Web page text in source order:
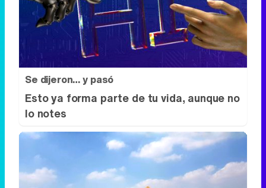
Esto ya forma parte de tu vida, aunque no
lo notes